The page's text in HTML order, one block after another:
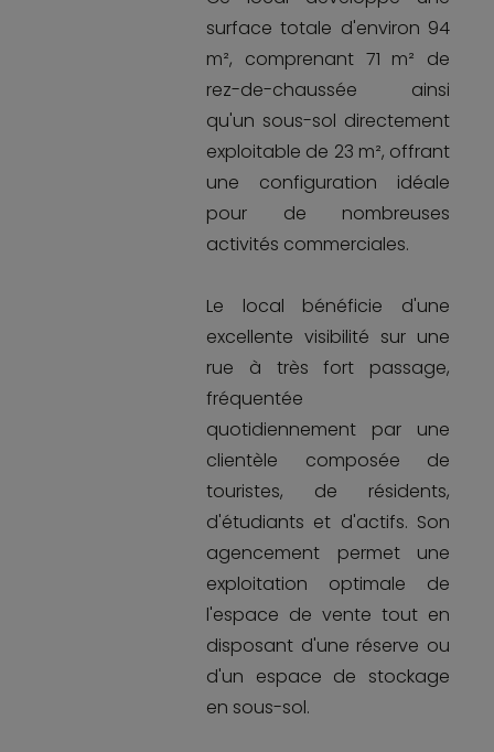
surface totale d'environ 94
m², comprenant 71 m² de
rez-de-chaussée ainsi
qu'un sous-sol directement
exploitable de 23 m², offrant
une configuration idéale
pour de nombreuses
activités commerciales.
Le local bénéficie d'une
excellente visibilité sur une
rue à très fort passage,
fréquentée
quotidiennement par une
clientèle composée de
touristes, de résidents,
d'étudiants et d'actifs. Son
agencement permet une
exploitation optimale de
l'espace de vente tout en
disposant d'une réserve ou
d'un espace de stockage
en sous-sol.